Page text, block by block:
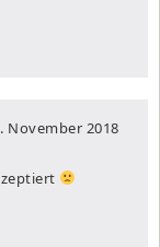
November 2018